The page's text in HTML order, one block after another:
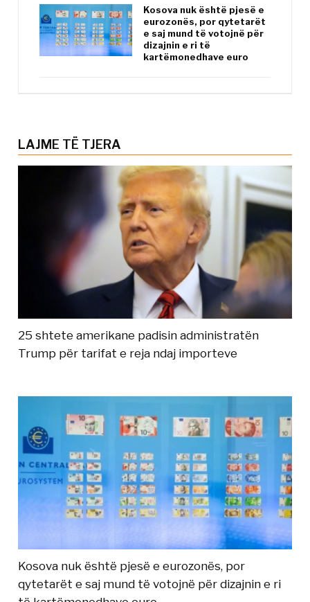
Kosova nuk është pjesë e
eurozonës, por qytetarët
e saj mund të votojnë për
dizajnin e ri të
kartëmonedhave euro
LAJME TË TJERA
25 shtete amerikane padisin administratën
Trump për tarifat e reja ndaj importeve
Kosova nuk është pjesë e eurozonës, por
qytetarët e saj mund të votojnë për dizajnin e ri